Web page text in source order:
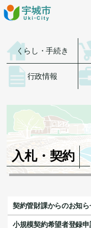
くらし・手続き
行政情報
入札・契約
契約管財課からのお知ら
小規模契約希望者登録申